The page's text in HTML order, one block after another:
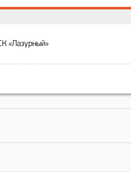
«Лазурный»